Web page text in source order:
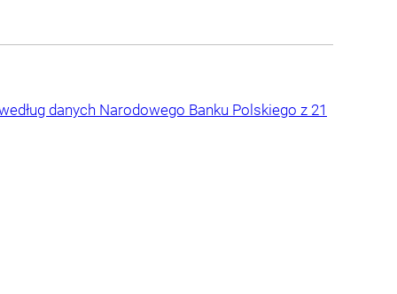
danych Narodowego Banku Polskiego z 21